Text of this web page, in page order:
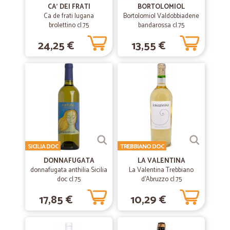
con cura veloci e sul dito trovi tante cose vasta scelta
29/01/2023
Parisi N.
Tutto perfetto
—Roberto C.
Merce corrispondente alle aspettative
Merce corrispondente alle aspettative, spedizione veloce ed accurata.
—Vincenzo L.
Ottimo venditore
Ottimo venditore
CA' DEI FRATI
Ca de frati lugana
brolettino cl.75
24,25 €
BORTOLOMIOL
Bortolomiol Valdobbiadene
bandarossa cl.75
13,55 €
DONNAFUGATA
donnafugata anthilia Sicilia
doc cl.75
SICILIA DOC
17,85 €
LA VALENTINA
La Valentina Trebbiano
d'Abruzzo cl.75
TREBBIANO DOC
10,29 €